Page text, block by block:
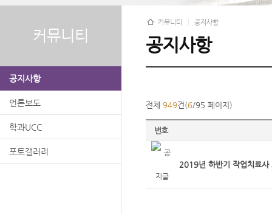
커뮤니티
공지사항
언론보도
학과UCC
포토갤러리
커뮤니티 공지사항
공지사항
전체 949건(6/95 페이지)
번호
2019년 하반기 작업치료사